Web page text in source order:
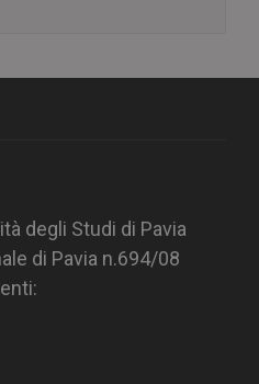
degli Studi di Pavia
di Pavia n.694/08